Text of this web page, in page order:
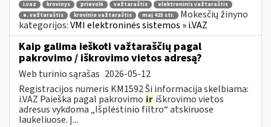
i.vaz krovinys prievolė važtaraštis
elektroninis važtaraštis
e. važtaraštis
krovinio važtaraštis maį 423 str.
Mokesčių žinyno
kategorijos:VMI elektroninės sistemos » i.VAZ
Kaip galima ieškoti važtaraščių pagal
pakrovimo / iškrovimo vietos adresą?
Web turinio sąrašas 2026-05-12
Registracijos numeris KM1592 Ši informacija skelbiama:
i.VAZ Paieška pagal pakrovimo ir iškrovimo vietos
adresus vykdoma „Išplėstinio filtro“ atskiruose
laukeliuose. Į...